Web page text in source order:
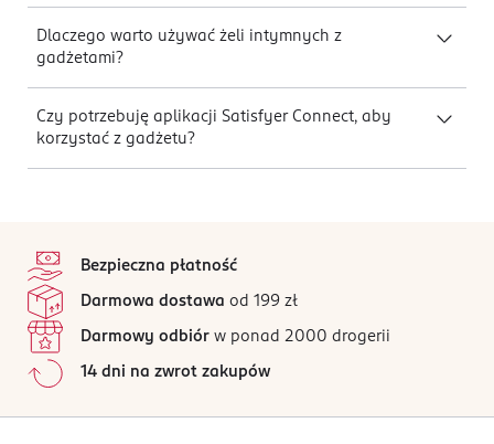
Dlaczego warto używać żeli intymnych z
gadżetami?
Czy potrzebuję aplikacji Satisfyer Connect, aby
korzystać z gadżetu?
Bezpieczna płatność
Darmowa dostawa od 199 zł
Darmowy odbiór w ponad 2000 drogerii
14 dni na zwrot zakupów